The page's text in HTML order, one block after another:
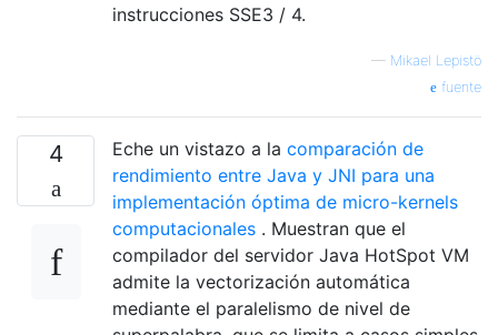
instrucciones SSE3 / 4.
— Mikael Lepistö
fuente
4 Eche un vistazo a la comparación de
rendimiento entre Java y JNI para una
implementación óptima de micro-kernels
computacionales . Muestran que el
compilador del servidor Java HotSpot VM
admite la vectorización automática
mediante el paralelismo de nivel de